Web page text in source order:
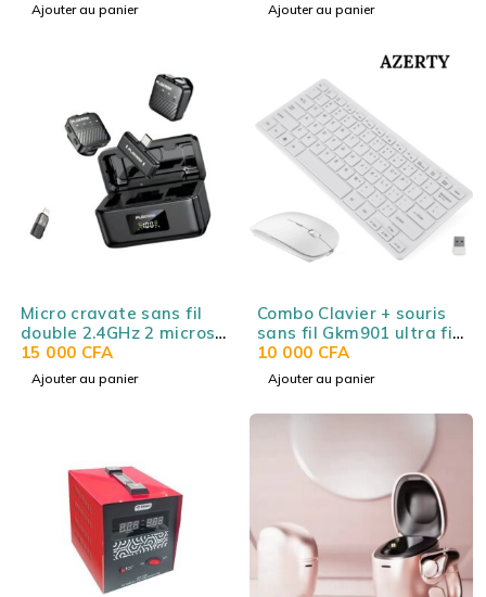
spatial, 75h
Ugreen Hitune Max 5C
Ajouter au panier Ajouter au panier
Micro cravate sans fil
double 2.4GHz 2 micros
25m PLOKAMA
MICROPHONE VM-80
15 000 CFA
Ajouter au panier
Combo Clavier + souris
sans fil Gkm901 ultra fin
– Disposition AZERTY
Français
10 000 CFA
Ajouter au panier